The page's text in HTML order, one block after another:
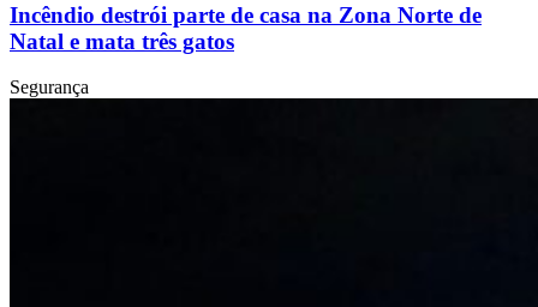
Incêndio destrói parte de casa na Zona Norte de
Natal e mata três gatos
Segurança